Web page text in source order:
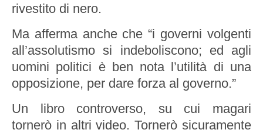
rivestito di nero.
Ma afferma anche che “i governi volgenti
all’assolutismo si indeboliscono; ed agli
uomini politici è ben nota l’utilità di una
opposizione, per dare forza al governo.”
Un libro controverso, su cui magari
tornerò in altri video. Tornerò sicuramente